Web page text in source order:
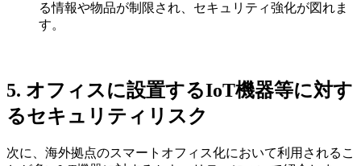
る情報や物品が制限され、セキュリティ強化が図れま
す。
5. オフィスに設置するIoT機器等に対す
るセキュリティリスク
次に、海外拠点のスマートオフィス化において利用されるこ